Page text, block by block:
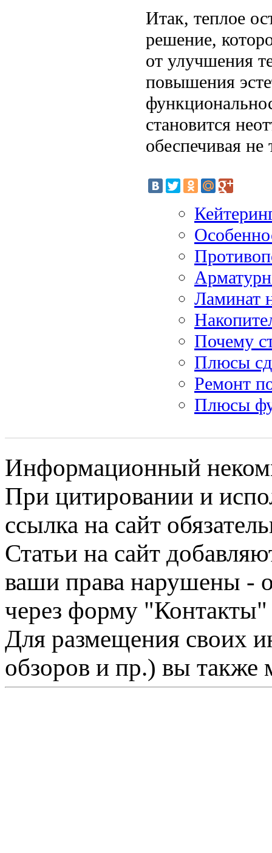
Итак, теплое
решение,
от улучшения
повышения
становится
обеспечивая
Ламинат
Почему
Плюсы
Ремонт
Плюсы
Информационный
При цитировании и
ссылка на сайт
Статьи на сайт
ваши права нарушены -
через форму "Контакты"
Для размещения своих
обзоров и пр.) вы также